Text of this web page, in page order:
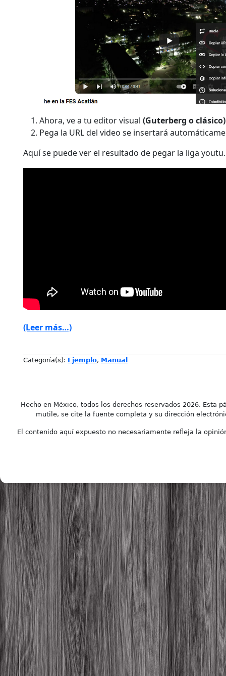
Ahora, ve a tu editor visual (Guterberg o
Pega la URL del video se insertará
Aquí se puede ver el resultado de pegar la liga
(Leer más…)
Categoría(s): Ejemplo, Manual
Hecho en México, todos los derechos reservados 2026. Esta
mutile, se cite la fuente completa y su dirección
El contenido aquí expuesto no necesariamente refleja la